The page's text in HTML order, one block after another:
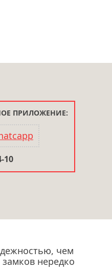
ПРИЛОЖЕНИЕ:
10
чем
нередко